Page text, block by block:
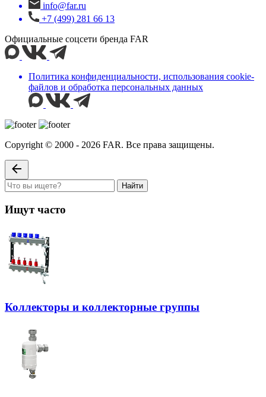
info@far.ru
+7 (499) 281 66 13
Официальные соцсети бренда FAR
Политика конфиденциальности, использования сookie-
файлов и обработка персональных данных
Copyright © 2000 - 2026 FAR. Все права защищены.
Найти
Ищут часто
Коллекторы и коллекторные группы